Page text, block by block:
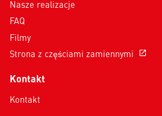
Nasze realizacje
FAQ
Filmy
Strona z częściami zamiennymi
open_in_new
Kontakt
Kontakt